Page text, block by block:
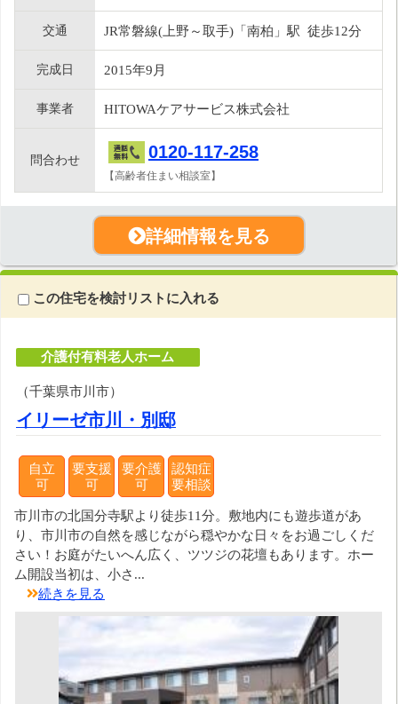
交通 JR常磐線(上野～取手)「南柏」駅 徒歩12分
完成日 2015年9月
事業者 HITOWAケアサービス株式会社
問合わせ 0120-117-258
【高齢者住まい相談室】
詳細情報を見る
この住宅を検討リストに入れる
介護付有料老人ホーム
（千葉県市川市）
イリーゼ市川・別邸
自立
可
要支援
可
要介護
可
認知症
要相談
市川市の北国分寺駅より徒歩11分。敷地内にも遊歩道があ
り、市川市の自然を感じながら穏やかな日々をお過ごしくだ
さい！お庭がたいへん広く、ツツジの花壇もあります。ホー
ム開設当初は、小さ...
続きを見る